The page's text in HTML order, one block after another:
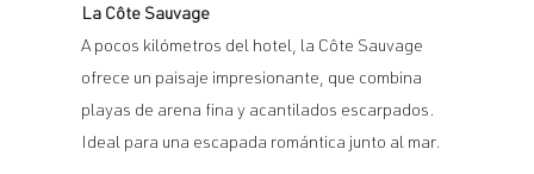
La Côte Sauvage
A pocos kilómetros del hotel, la Côte Sauvage
ofrece un paisaje impresionante, que combina
playas de arena fina y acantilados escarpados.
Ideal para una escapada romántica junto al mar.